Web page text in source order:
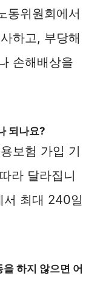
동위원회에서
하고, 부당해
손해배상을
되나요?
보험 가입 기
라 달라집니
최대 240일
하지 않으면 어